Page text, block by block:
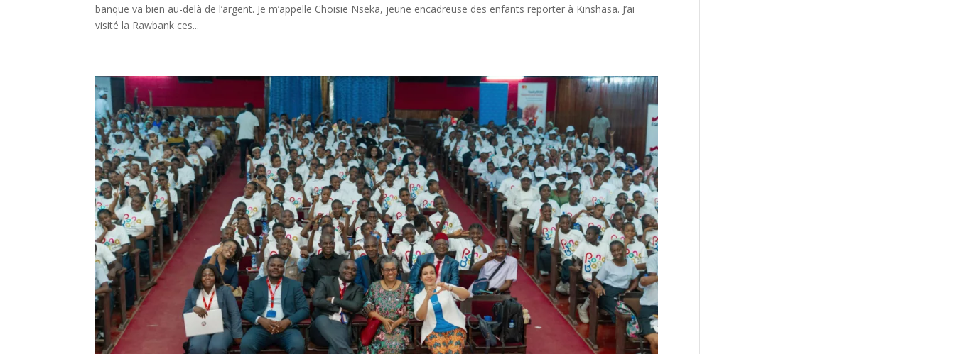
banque va bien au-delà de l’argent. Je m’appelle Choisie Nseka, jeune encadreuse des enfants reporter à Kinshasa. J’ai
visité la Rawbank ces...